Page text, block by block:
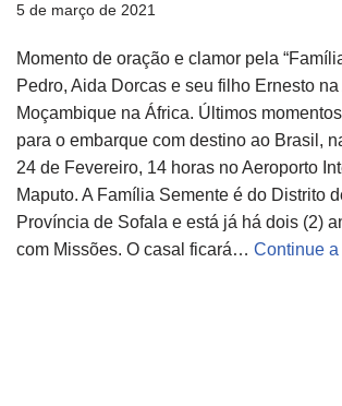
5 de março de 2021
Momento de oração e clamor pela
Pedro, Aida Dorcas e seu filho Ernesto
Moçambique na África. Últimos
para o embarque com destino ao Brasil,
24 de Fevereiro, 14 horas no Aeroporto
Maputo. A Família Semente é do Distrito
Província de Sofala e está já há dois (2)
com Missões. O casal ficará… Continue a